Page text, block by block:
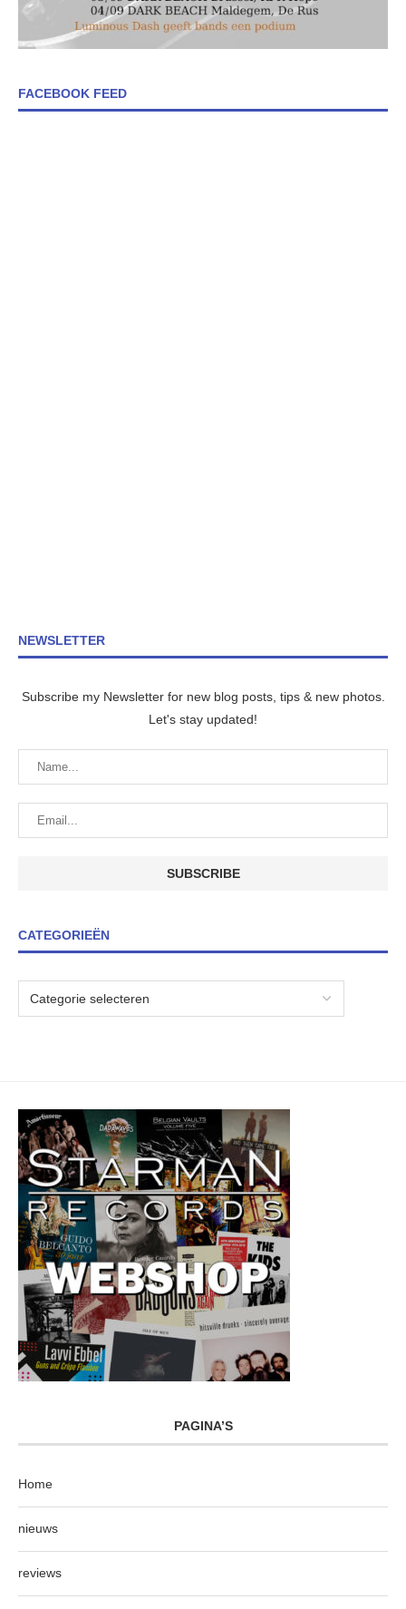
FACEBOOK FEED
NEWSLETTER
Subscribe my Newsletter for new blog posts, tips & new photos.
Let's stay updated!
CATEGORIEËN
PAGINA’S
Home
nieuws
reviews